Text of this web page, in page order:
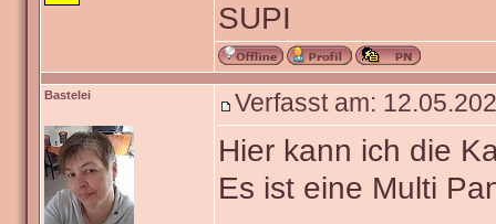
SUPI
Bastelei Verfasst am:
Hier kann ich die
Es ist eine Multi